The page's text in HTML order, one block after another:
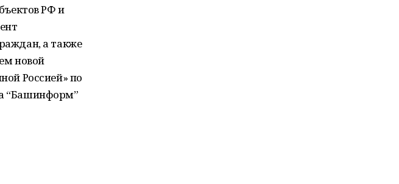
РФ и
а также
новой
Россией» по
“Башинформ”